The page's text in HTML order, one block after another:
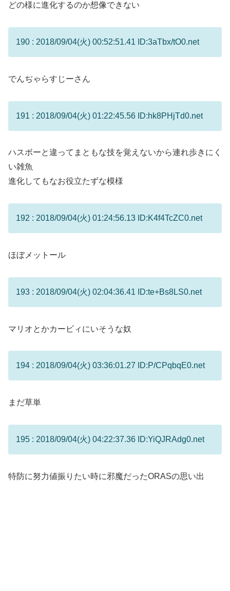
どの様に進化するのか想像できない
190 : 2018/09/04(火) 00:52:51.41 ID:3aTbx/tO0.net
でんぢゃらすじーさん
191 : 2018/09/04(火) 01:22:45.56 ID:hk8PHjTd0.net
ハスボーと違ってまともな技を覚えないから連れ歩きにく
い雑魚
進化してもなお役立たずな模様
192 : 2018/09/04(火) 01:24:56.13 ID:K4f4TcZC0.net
ほぼメットール
193 : 2018/09/04(火) 02:04:36.41 ID:te+Bs8LS0.net
マリオとかカービィにいそうな奴
194 : 2018/09/04(火) 03:36:01.27 ID:P/CPqbqE0.net
まだ草単
195 : 2018/09/04(火) 04:22:37.36 ID:YiQJRAdg0.net
特防に努力値振りたい時に邪魔だったORASの思い出